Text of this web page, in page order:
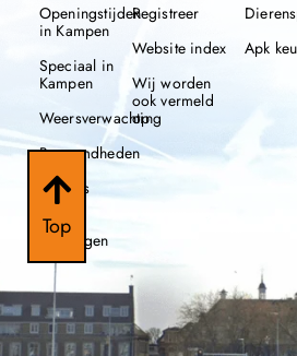
Top
Openingstijden
in Kampen
Speciaal in
Kampen
Weersverwachting
Beroemdheden
Nieuws
112
meldingen
Registreer
Website index
Wij worden
ook vermeld
op
Apk